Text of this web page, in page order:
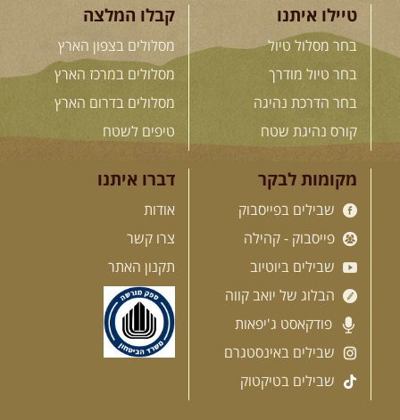
טיילו איתנו
בחר מסלול טיול
בחר טיול מודרך
בחר הדרכת נהיגה
קורס נהיגת שטח
קבלו המלצה
מסלולים בצפון הארץ
מסלולים במרכז הארץ
מסלולים בדרום הארץ
טיפים לשטח
מקומות לבקר
שבילים בפייסבוק
פייסבוק - קהילה
שבילים ביוטיוב
הבלוג של יואב קווה
פודקאסט ג'יפאות
שבילים באינסטגרם
שבילים בטיקטוק
דברו איתנו
אודות
צרו קשר
תקנון האתר